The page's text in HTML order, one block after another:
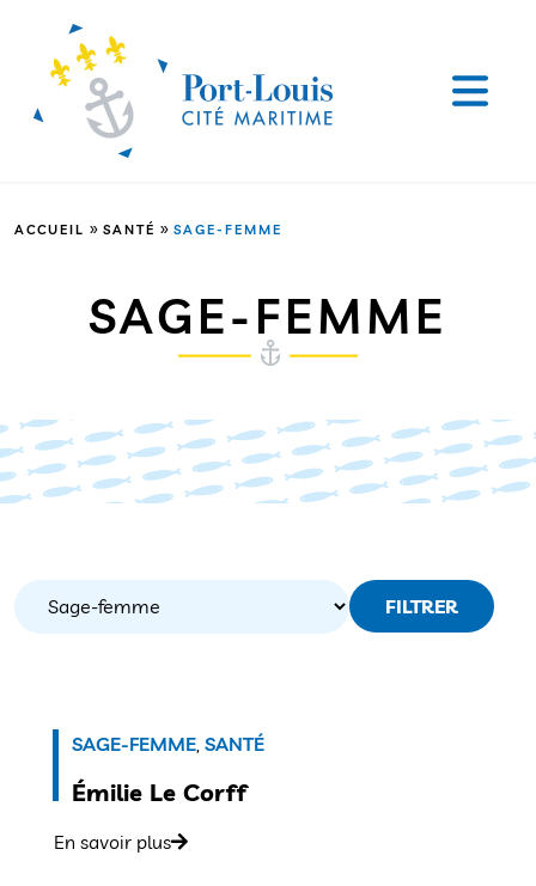
ACCUEIL » SANTÉ » SAGE-FEMME
SAGE-FEMME
FILTRER
SAGE-FEMME SANTÉ
Émilie Le Corff
En savoir plus